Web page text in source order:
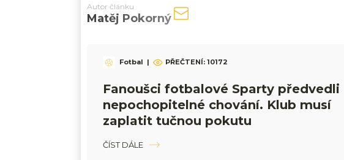
Autor článku
Matěj Pokorný
Fotbal | PŘEČTENÍ: 10172
Fanoušci fotbalové Sparty předvedli
nepochopitelné chování. Klub musí
zaplatit tučnou pokutu
ČÍST DÁLE